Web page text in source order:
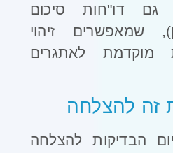
דו"חות סיכום
שמאפשרים זיהוי
מוקדמת לאתגרים
זה להצלחה
הבדיקות להצלחה